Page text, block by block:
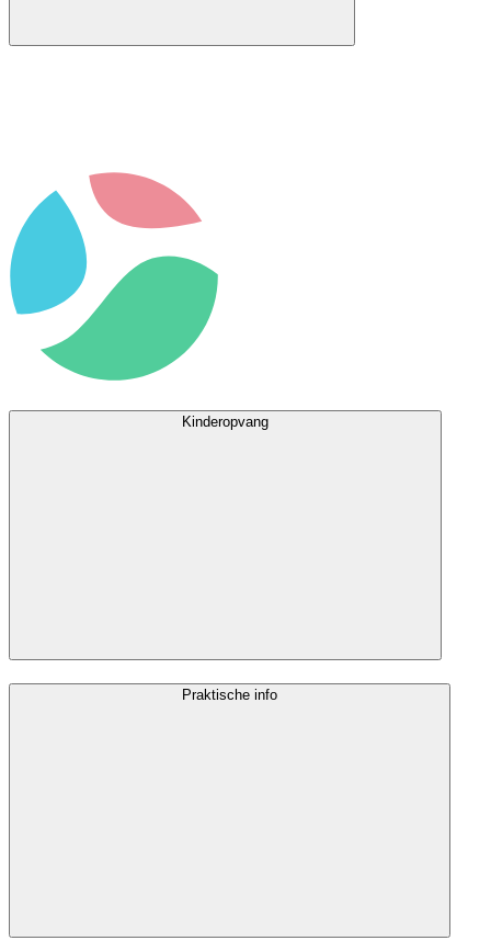
Kinderopvang
Praktische info